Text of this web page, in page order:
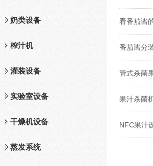
奶类设备
榨汁机
灌装设备
实验室设备
干燥机设备
蒸发系统
看番茄酱
番茄酱分
管式杀菌
果汁杀菌
NFC果汁